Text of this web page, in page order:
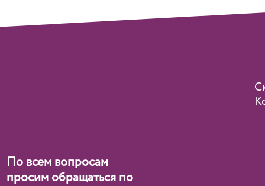
По всем вопросам
просим обращаться по